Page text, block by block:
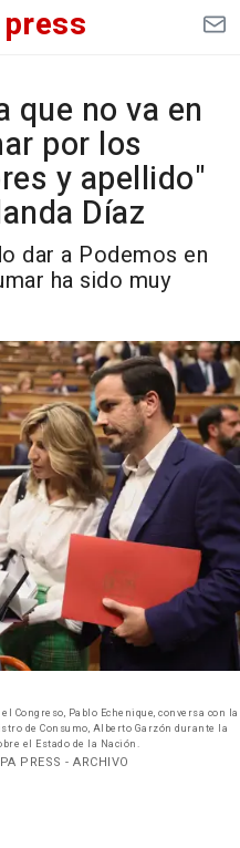
press
que no va en
por los
y apellido"
Díaz
dar a Podemos en
ha sido muy
Congreso, Pablo Echenique, conversa con la
de Consumo, Alberto Garzón durante la
el Estado de la Nación.
PRESS - ARCHIVO